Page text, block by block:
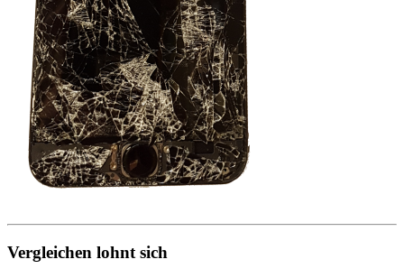
Vergleichen lohnt sich